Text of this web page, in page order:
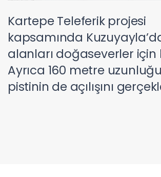
Kartepe Teleferik projesi
kapsamında
alanları doğaseverler için
Ayrıca 160 metre
pistinin de açılışını